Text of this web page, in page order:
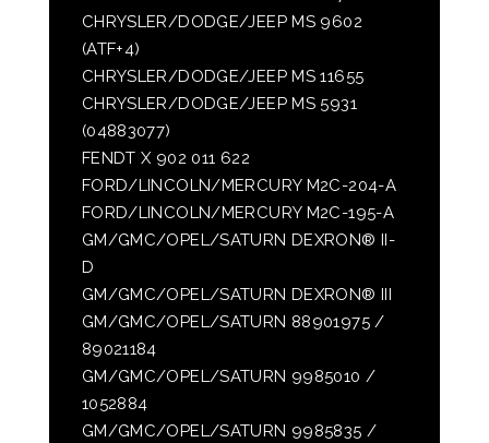
CHRYSLER/DODGE/JEEP MS 9602
(ATF+4)
CHRYSLER/DODGE/JEEP MS 11655
CHRYSLER/DODGE/JEEP MS 5931
(04883077)
FENDT X 902 011 622
FORD/LINCOLN/MERCURY M2C-204-A
FORD/LINCOLN/MERCURY M2C-195-A
GM/GMC/OPEL/SATURN DEXRON® II-
D
GM/GMC/OPEL/SATURN DEXRON® III
GM/GMC/OPEL/SATURN 88901975 /
89021184
GM/GMC/OPEL/SATURN 9985010 /
1052884
GM/GMC/OPEL/SATURN 9985835 /